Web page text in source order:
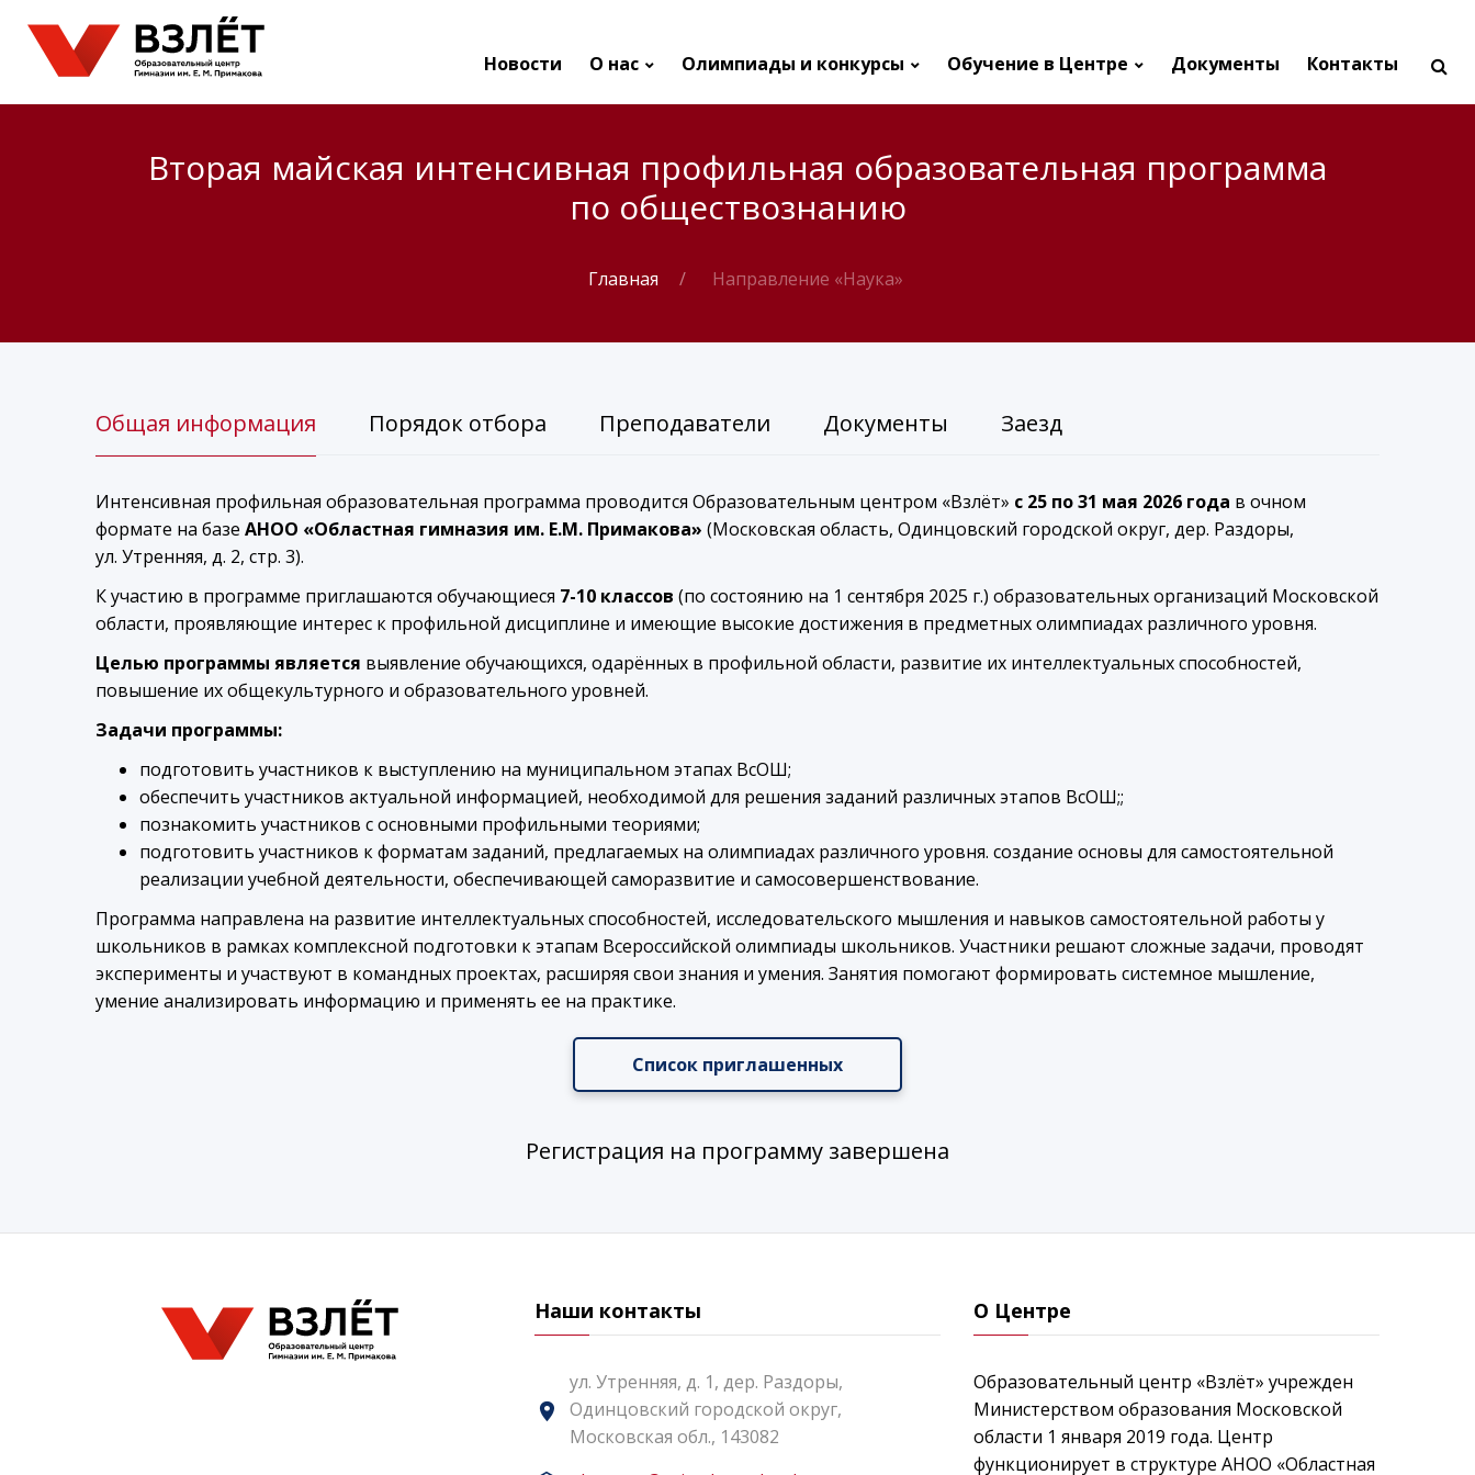
Новости О нас Олимпиады и конкурсы Обучение в Центре Документы Контакты
Вторая майская интенсивная профильная образовательная программа
по обществознанию
Главная Направление «Наука»
Общая информация Порядок отбора Преподаватели Документы Заезд
Интенсивная профильная образовательная программа проводится Образовательным центром «Взлёт» c 25 по 31 мая 2026 года в очном
формате на базе АНОО «Областная гимназия им. Е.М. Примакова» (Московская область, Одинцовский городской округ, дер. Раздоры,
ул. Утренняя, д. 2, стр. 3).
К участию в программе приглашаются обучающиеся 7-10 классов (по состоянию на 1 сентября 2025 г.) образовательных организаций Московской
области, проявляющие интерес к профильной дисциплине и имеющие высокие достижения в предметных олимпиадах различного уровня.
Целью программы является выявление обучающихся, одарённых в профильной области, развитие их интеллектуальных способностей,
повышение их общекультурного и образовательного уровней.
Задачи программы:
подготовить участников к выступлению на муниципальном этапах ВсОШ;
обеспечить участников актуальной информацией, необходимой для решения заданий различных этапов ВсОШ;;
познакомить участников с основными профильными теориями;
подготовить участников к форматам заданий, предлагаемых на олимпиадах различного уровня. создание основы для самостоятельной
реализации учебной деятельности, обеспечивающей саморазвитие и самосовершенствование.
Программа направлена на развитие интеллектуальных способностей, исследовательского мышления и навыков самостоятельной работы у
школьников в рамках комплексной подготовки к этапам Всероссийской олимпиады школьников. Участники решают сложные задачи, проводят
эксперименты и участвуют в командных проектах, расширяя свои знания и умения. Занятия помогают формировать системное мышление,
умение анализировать информацию и применять ее на практике.
Список приглашенных
Регистрация на программу завершена
Наши контакты
ул. Утренняя, д. 1, дер. Раздоры,
Одинцовский городской округ,
Московская обл., 143082
О Центре
Образовательный центр «Взлёт» учрежден
Министерством образования Московской
области 1 января 2019 года. Центр
функционирует в структуре АНОО «Областная